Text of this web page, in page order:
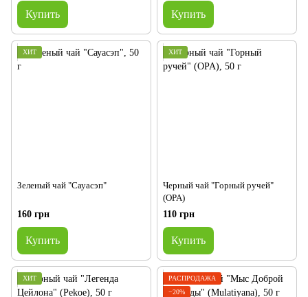
Купить Купить
ХИТ
Зеленый чай "Сауасэп"
160 грн
Купить
ХИТ
Черный чай "Горный ручей"
(OPA)
110 грн
Купить
ХИТ
РАСПРОДАЖА
−20%